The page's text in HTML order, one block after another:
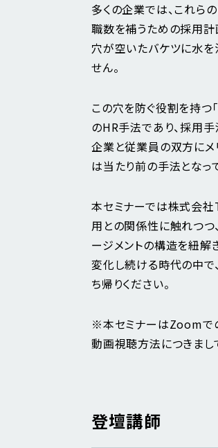
多くの企業では、これら
職数を補うための採用計
穴が空いたバケツに水
せん。
この穴を防ぐ役割を持つ
のHR手法であり、採用手
企業と従業員の双方にメ
は当たり前の手法となっ
本セミナーでは株式会
用との関係性に触れつつ
ージメントの構造を紐解
変化し続ける時代の中で
ち帰りください。
※本セミナーはZoomで
動画視聴方法につきまし
登壇講師